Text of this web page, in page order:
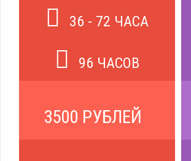
36 - 72 ЧАСА
96 ЧАСОВ
3500 РУБЛЕЙ